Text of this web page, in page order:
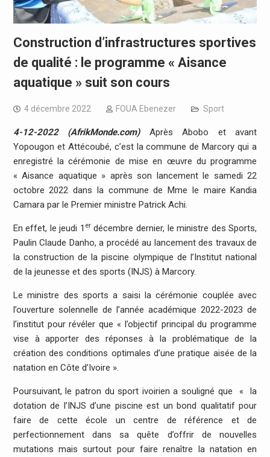
Construction d’infrastructures sportives
de qualité : le programme « Aisance
aquatique » suit son cours
4 décembre 2022 FOUA Ebenezer Sport
4-12-2022 (AfrikMonde.com)Après Abobo et avant
Yopougon et Attécoubé, c’est la commune de Marcory qui a
enregistré la cérémonie de mise en œuvre du programme
« Aisance aquatique » après son lancement le samedi 22
octobre 2022 dans la commune de Mme le maire Kandia
Camara par le Premier ministre Patrick Achi.
En effet, le jeudi 1 erdécembre dernier, le ministre des Sports,
Paulin Claude Danho, a procédé au lancement des travaux de
la construction de la piscine olympique de l’Institut national
de la jeunesse et des sports (INJS) à Marcory.
Le ministre des sports a saisi la cérémonie couplée avec
l’ouverture solennelle de l’année académique 2022-2023 de
l’institut pour révéler que « l’objectif principal du programme
vise à apporter des réponses à la problématique de la
création des conditions optimales d’une pratique aisée de la
natation en Côte d’Ivoire ».
Poursuivant, le patron du sport ivoirien a souligné que « la
dotation de l’INJS d’une piscine est un bond qualitatif pour
faire de cette école un centre de référence et de
perfectionnement dans sa quête d’offrir de nouvelles
mutations mais surtout pour faire renaître la natation en